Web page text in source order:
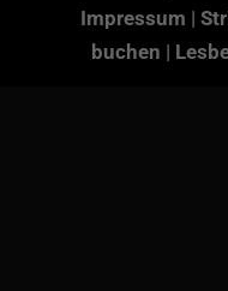
Impressum |
buchen |